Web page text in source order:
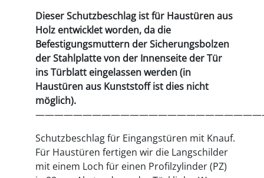
Dieser Schutzbeschlag ist für Haustüren aus
Holz entwicklet worden, da die
Befestigungsmuttern der Sicherungsbolzen
der Stahlplatte von der Innenseite der Tür
ins Türblatt eingelassen werden (in
Haustüren aus Kunststoff ist dies nicht
möglich).
Schutzbeschlag für Eingangstüren mit Knauf.
Für Haustüren fertigen wir die Langschilder
mit einem Loch für einen Profilzylinder (PZ)